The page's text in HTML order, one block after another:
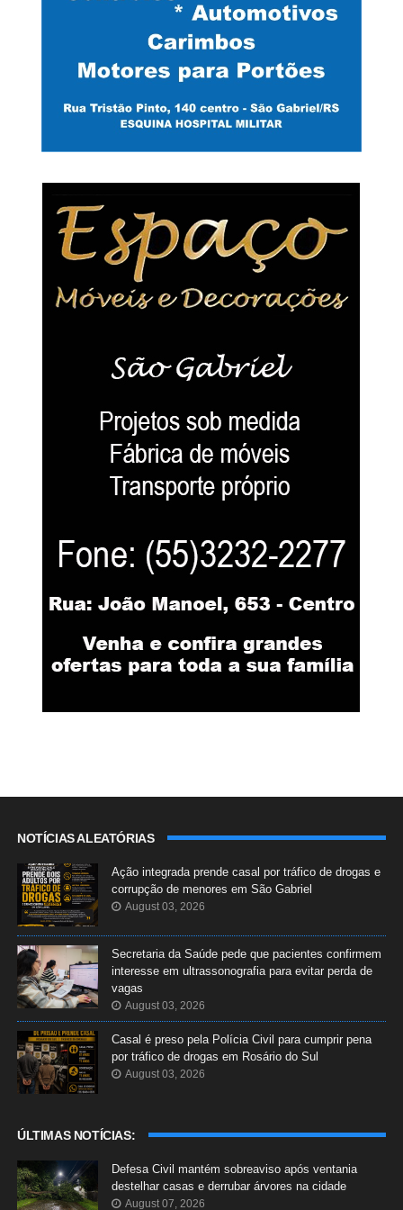
NOTÍCIAS ALEATÓRIAS
Ação integrada prende casal por tráfico de drogas e
corrupção de menores em São Gabriel
August 03, 2026
Secretaria da Saúde pede que pacientes confirmem
interesse em ultrassonografia para evitar perda de
vagas
August 03, 2026
Casal é preso pela Polícia Civil para cumprir pena
por tráfico de drogas em Rosário do Sul
August 03, 2026
ÚLTIMAS NOTÍCIAS:
Defesa Civil mantém sobreaviso após ventania
destelhar casas e derrubar árvores na cidade
August 07, 2026